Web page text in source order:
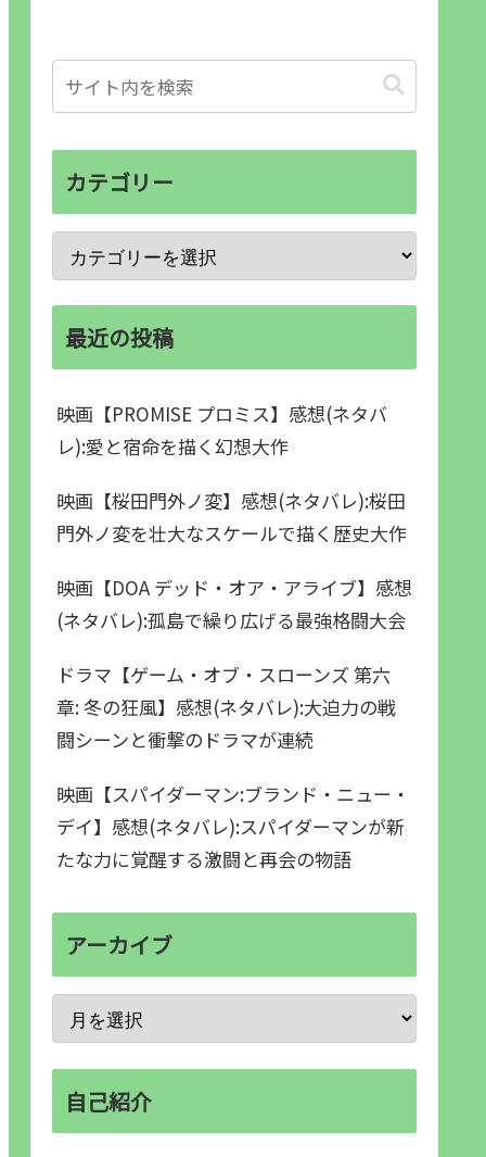
カテゴリー
最近の投稿
映画【PROMISE プロミス】感想(ネタバ
レ):愛と宿命を描く幻想大作
映画【桜田門外ノ変】感想(ネタバレ):桜田
門外ノ変を壮大なスケールで描く歴史大作
映画【DOA デッド・オア・アライブ】感想
(ネタバレ):孤島で繰り広げる最強格闘大会
ドラマ【ゲーム・オブ・スローンズ 第六
章: 冬の狂風】感想(ネタバレ):大迫力の戦
闘シーンと衝撃のドラマが連続
映画【スパイダーマン:ブランド・ニュー・
デイ】感想(ネタバレ):スパイダーマンが新
たな力に覚醒する激闘と再会の物語
アーカイブ
自己紹介